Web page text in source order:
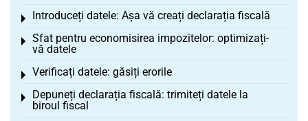
Introduceți datele: Așa vă creați declarația fiscală
Toggle menu
Sfat pentru economisirea impozitelor: optimizați-
vă datele
Toggle menu
Verificați datele: găsiți erorile
Toggle menu
Depuneți declarația fiscală: trimiteți datele la
biroul fiscal
Toggle menu